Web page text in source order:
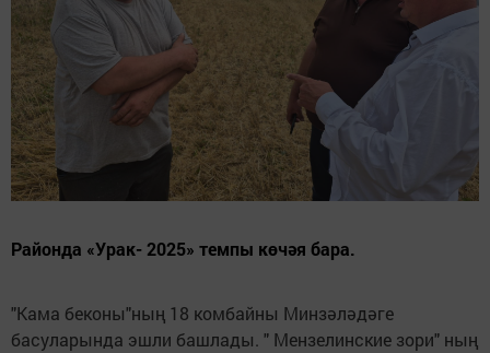
Районда «Урак- 2025» темпы көчәя бара.
"Кама беконы"ның 18 комбайны Минзәләдәге
басуларында эшли башлады. " Мензелинские зори" ның